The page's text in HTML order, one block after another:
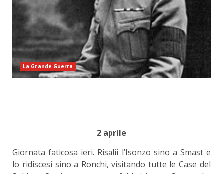
La Grande Guerra
2 aprile
Giornata faticosa ieri. Risalii l’Isonzo sino a Smast e
lo ridiscesi sino a Ronchi, visitando tutte le Case del